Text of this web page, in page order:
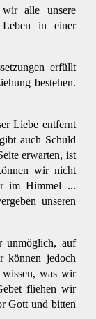
alle unsere
Leben in einer
erfüllt
bestehen.
Liebe entfernt
auch Schuld
erwarten, ist
wir nicht
im Himmel ...
unseren
unmöglich, auf
können jedoch
was wir
fliehen wir
Gott und bitten